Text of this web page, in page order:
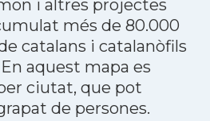
i altres projectes
més de 80.000
catalans i catalanòfils
aquest mapa es
ciutat, que pot
de persones.